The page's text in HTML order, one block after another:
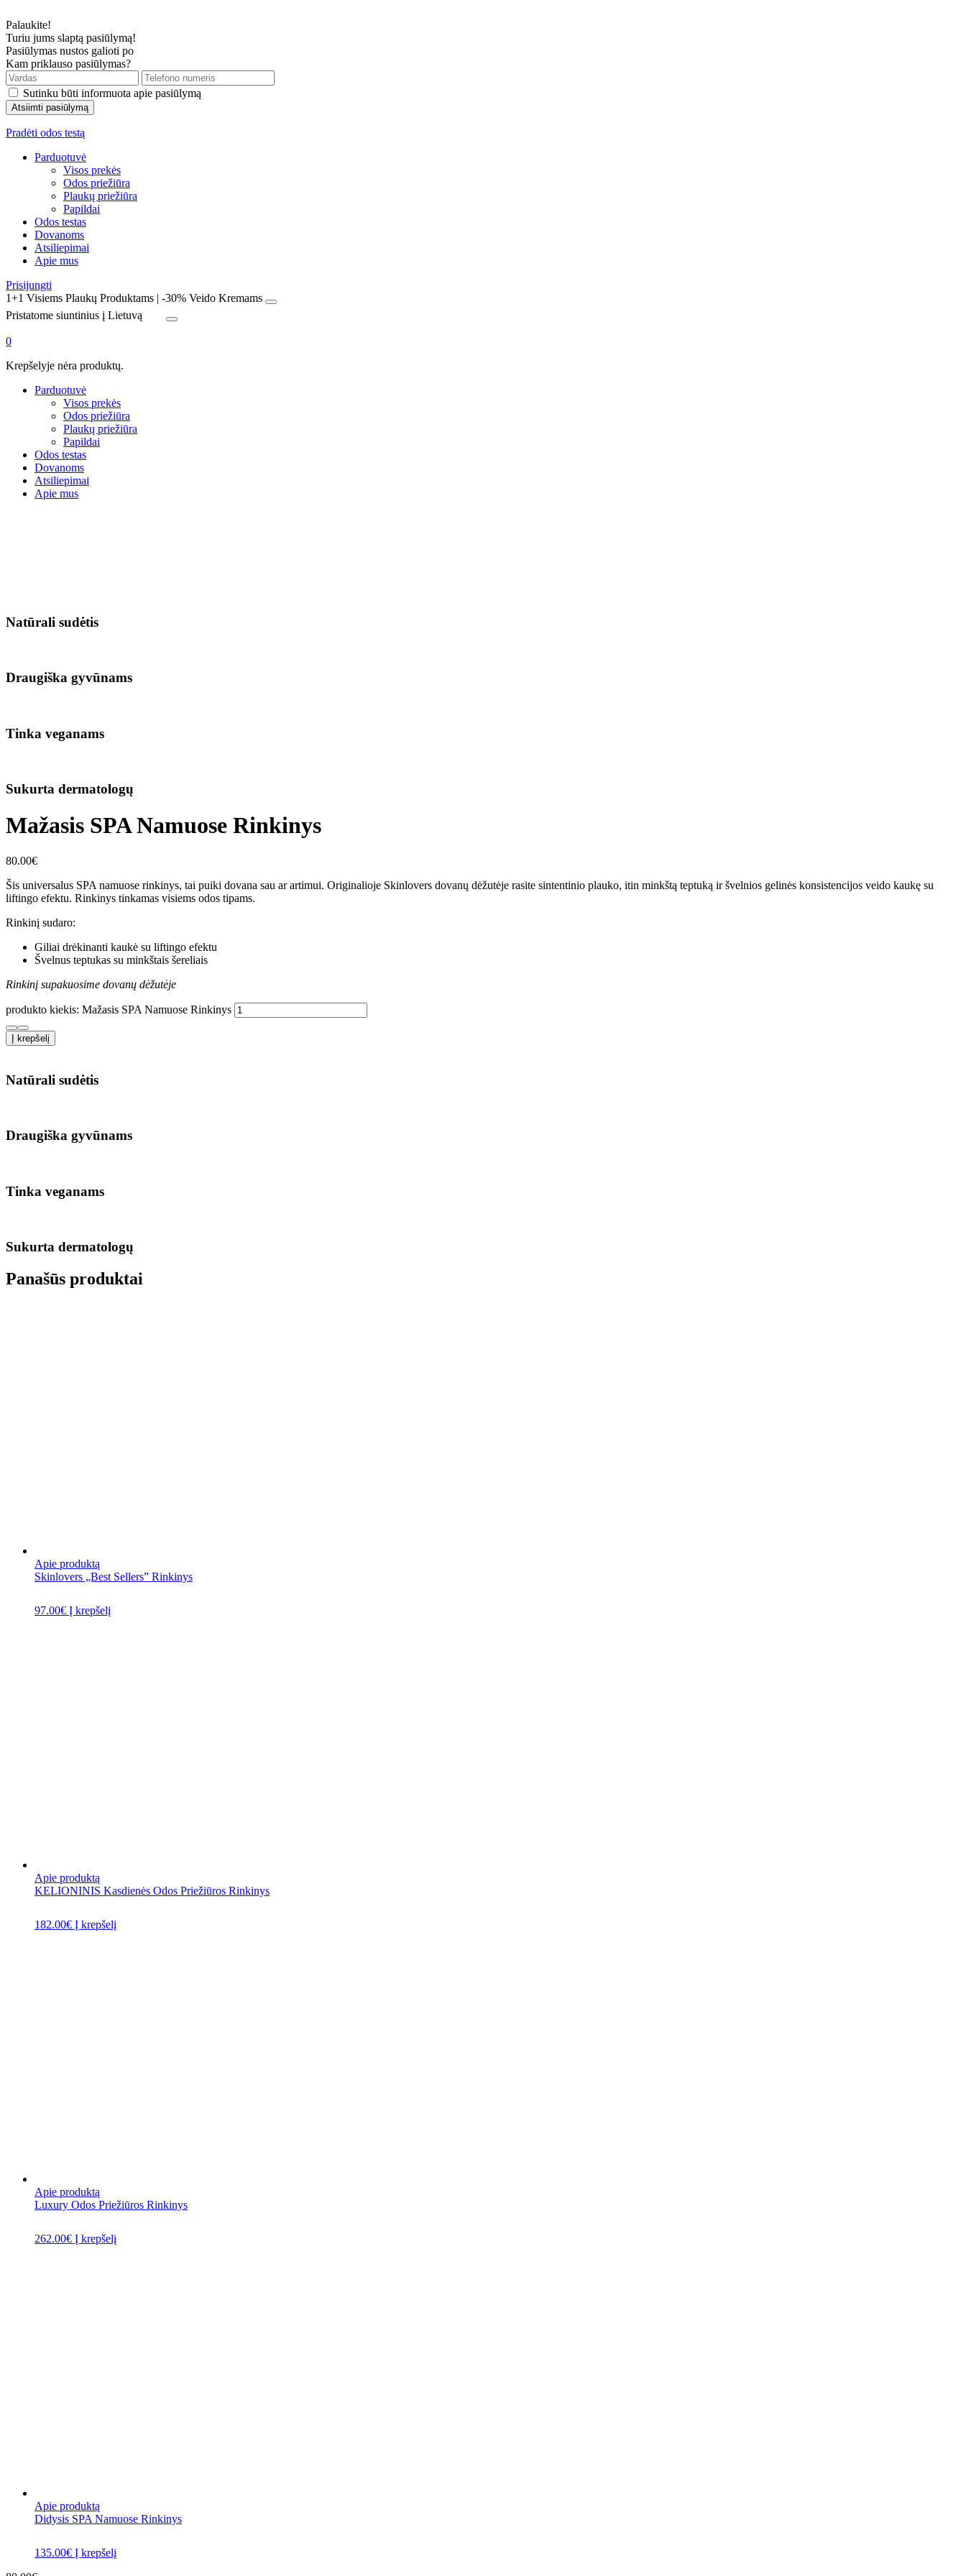
Palaukite!
Turiu jums slaptą pasiūlymą!
Pasiūlymas nustos galioti po
Kam priklauso pasiūlymas?
Sutinku būti informuota apie pasiūlymą
Pradėti odos testą
Parduotuvė
Visos prekės
Odos priežiūra
Plaukų priežiūra
Papildai
Odos testas
Dovanoms
Atsiliepimai
Apie mus
Prisijungti
1+1 Visiems Plaukų Produktams | -30% Veido Kremams
Pristatome siuntinius į Lietuvą
0
Krepšelyje nėra produktų.
Parduotuvė
Visos prekės
Odos priežiūra
Plaukų priežiūra
Papildai
Odos testas
Dovanoms
Atsiliepimai
Apie mus
Natūrali sudėtis
Draugiška gyvūnams
Tinka veganams
Sukurta dermatologų
Mažasis SPA Namuose Rinkinys
80.00€
Šis universalus SPA namuose rinkinys, tai puiki dovana sau ar artimui. Originalioje Skinlovers dovanų dėžutėje rasite sintentinio plauko, itin minkštą teptuką ir švelnios gelinės konsistencijos veido kaukę su
liftingo efektu. Rinkinys tinkamas visiems odos tipams.
Rinkinį sudaro:
Giliai drėkinanti kaukė su liftingo efektu
Švelnus teptukas su minkštais šereliais
Rinkinį supakuosime dovanų dėžutėje
produkto kiekis: Mažasis SPA Namuose Rinkinys
Į krepšelį
Natūrali sudėtis
Draugiška gyvūnams
Tinka veganams
Sukurta dermatologų
Panašūs produktai
Apie produktą
Skinlovers „Best Sellers” Rinkinys
97.00€ Į krepšelį
Apie produktą
KELIONINIS Kasdienės Odos Priežiūros Rinkinys
182.00€ Į krepšelį
Apie produktą
Luxury Odos Priežiūros Rinkinys
262.00€ Į krepšelį
Apie produktą
Didysis SPA Namuose Rinkinys
135.00€ Į krepšelį